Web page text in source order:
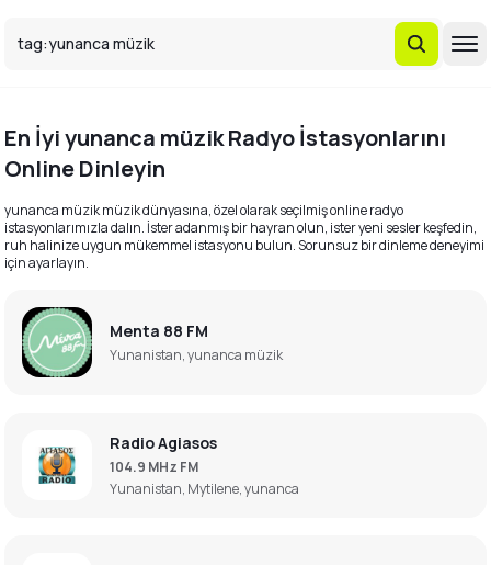
En İyi yunanca müzik Radyo İstasyonlarını
Online Dinleyin
yunanca müzik müzik dünyasına, özel olarak seçilmiş online radyo
istasyonlarımızla dalın. İster adanmış bir hayran olun, ister yeni sesler keşfedin,
ruh halinize uygun mükemmel istasyonu bulun. Sorunsuz bir dinleme deneyimi
için ayarlayın.
Menta 88 FM
Yunanistan, yunanca müzik
Radio Agiasos
104.9 MHz FM
Yunanistan, Mytilene, yunanca